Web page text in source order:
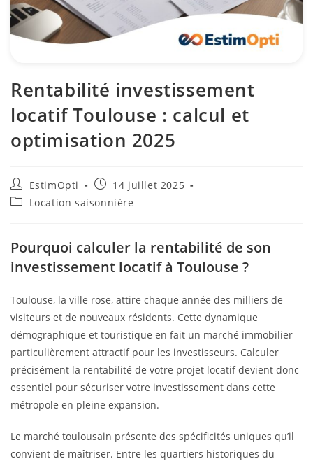
Rentabilité investissement
locatif Toulouse : calcul et
optimisation 2025
EstimOpti
14 juillet 2025
Location saisonnière
Pourquoi calculer la rentabilité de son
investissement locatif à Toulouse ?
Toulouse, la ville rose, attire chaque année des milliers de
visiteurs et de nouveaux résidents. Cette dynamique
démographique et touristique en fait un marché immobilier
particulièrement attractif pour les investisseurs. Calculer
précisément la rentabilité de votre projet locatif devient donc
essentiel pour sécuriser votre investissement dans cette
métropole en pleine expansion.
Le marché toulousain présente des spécificités uniques qu’il
convient de maîtriser. Entre les quartiers historiques du